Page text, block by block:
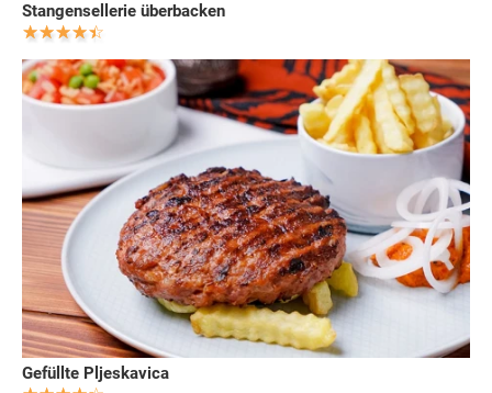
Stangensellerie überbacken
Gefüllte Pljeskavica